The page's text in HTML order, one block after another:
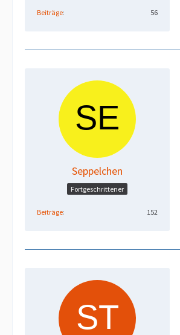
Beiträge 56
Seppelchen
Fortgeschrittener
Beiträge 152